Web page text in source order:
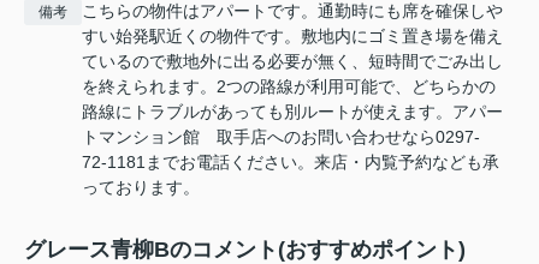
備考
こちらの物件はアパートです。通勤時にも席を確保しや
すい始発駅近くの物件です。敷地内にゴミ置き場を備え
ているので敷地外に出る必要が無く、短時間でごみ出し
を終えられます。2つの路線が利用可能で、どちらかの
路線にトラブルがあっても別ルートが使えます。アパー
トマンション館 取手店へのお問い合わせなら0297-
72-1181までお電話ください。来店・内覧予約なども承
っております。
グレース青柳Bのコメント(おすすめポイント)